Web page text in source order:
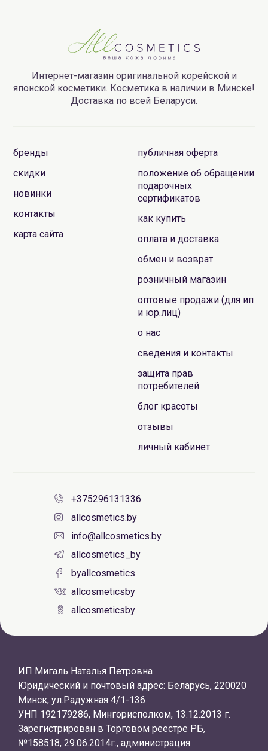
Интернет-магазин оригинальной корейской и
японской косметики. Косметика в наличии в Минске!
Доставка по всей Беларуси.
бренды
скидки
новинки
контакты
карта сайта
публичная оферта
положение об обращении
подарочных
сертификатов
как купить
оплата и доставка
обмен и возврат
розничный магазин
оптовые продажи (для ип
и юр.лиц)
о нас
сведения и контакты
защита прав
потребителей
блог красоты
отзывы
личный кабинет
+375296131336
allcosmetics.by
info@allcosmetics.by
allcosmetics_by
byallcosmetics
allcosmeticsby
allcosmeticsby
ИП Мигаль Наталья Петровна
Юридический и почтовый адрес: Беларусь, 220020
Минск, ул.Радужная 4/1-136
УНП 192179286, Мингорисполком, 13.12.2013 г.
Зарегистрирован в Торговом реестре РБ,
№158518, 29.06.2014г., администрация